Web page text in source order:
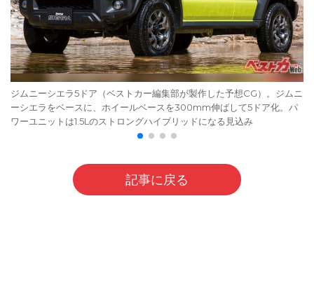
ジムニーシエラ5ドア（ベストカー編集部が製作した予想CG）。ジムニ
ーシエラをベースに、ホイールベースを300mm伸ばして5ドア化。パ
ワーユニットは1.5Lのストロングハイブリッドになる見込み
記事に戻る